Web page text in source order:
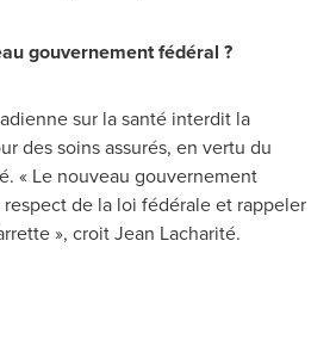
gouvernement fédéral ?
sur la santé interdit la
des soins assurés, en vertu du
« Le nouveau gouvernement
de la loi fédérale et rappeler
», croit Jean Lacharité.